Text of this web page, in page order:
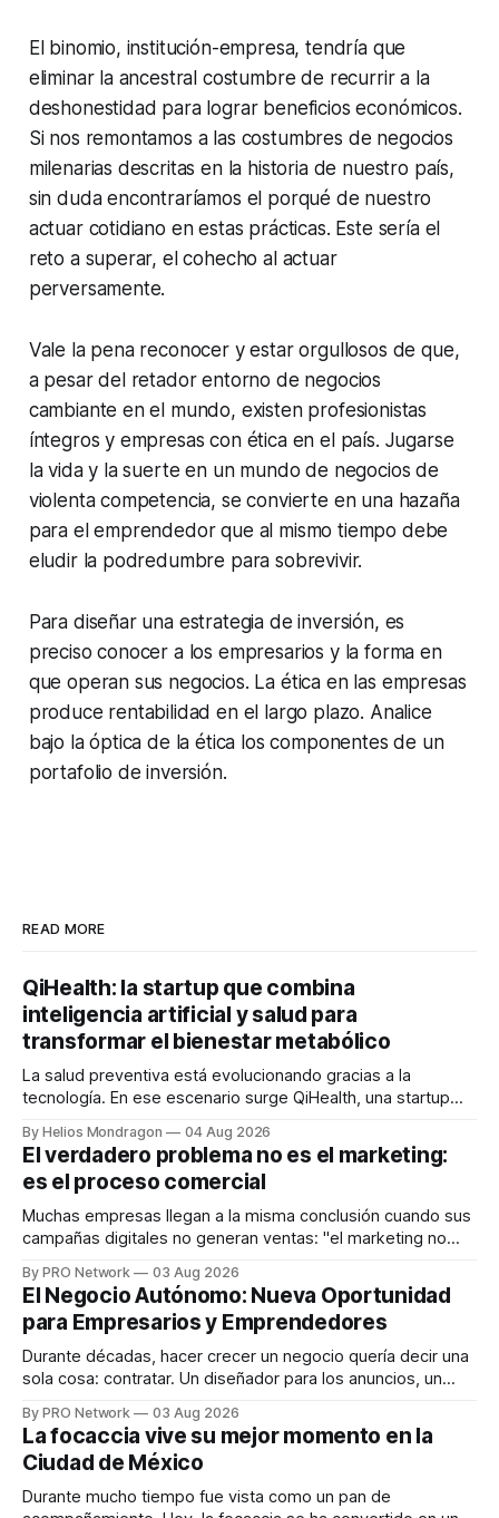
El binomio, institución-empresa, tendría que
eliminar la ancestral costumbre de recurrir a la
deshonestidad para lograr beneficios económicos.
Si nos remontamos a las costumbres de negocios
milenarias descritas en la historia de nuestro país,
sin duda encontraríamos el porqué de nuestro
actuar cotidiano en estas prácticas. Este sería el
reto a superar, el cohecho al actuar
perversamente.
Vale la pena reconocer y estar orgullosos de que,
a pesar del retador entorno de negocios
cambiante en el mundo, existen profesionistas
íntegros y empresas con ética en el país. Jugarse
la vida y la suerte en un mundo de negocios de
violenta competencia, se convierte en una hazaña
para el emprendedor que al mismo tiempo debe
eludir la podredumbre para sobrevivir.
Para diseñar una estrategia de inversión, es
preciso conocer a los empresarios y la forma en
que operan sus negocios. La ética en las empresas
produce rentabilidad en el largo plazo. Analice
bajo la óptica de la ética los componentes de un
portafolio de inversión.
READ MORE
QiHealth: la startup que combina
inteligencia artificial y salud para
transformar el bienestar metabólico
La salud preventiva está evolucionando gracias a la
tecnología. En ese escenario surge QiHealth, una startup
dispositivos inteligentes, inteligencia artificial y monitoreo
en tiempo real para ayudar a las personas a tomar mejores
decisiones sobre su salud metabólica. Su propuesta busca
responder
By Helios Mondragon 04 Aug 2026
El verdadero problema no es el marketing:
es el proceso comercial
Muchas empresas llegan a la misma conclusión cuando sus
campañas digitales no generan ventas: "el marketing no
INTERIUS, el problema suele estar en otro lugar. Durante
una entrevista para el podcast SER PRO, el especialista en
marketing digital explicó que
By PRO Network 03 Aug 2026
El Negocio Autónomo: Nueva Oportunidad
para Empresarios y Emprendedores
Durante décadas, hacer crecer un negocio quería decir una
sola cosa: contratar. Un diseñador para los anuncios, un
para los textos, alguien que supiera de publicidad digital
para encontrar prospectos, un vendedor para atender
llamadas y mensajes, y —con suerte— una persona
By PRO Network 03 Aug 2026
La focaccia vive su mejor momento en la
Ciudad de México
Durante mucho tiempo fue vista como un pan de